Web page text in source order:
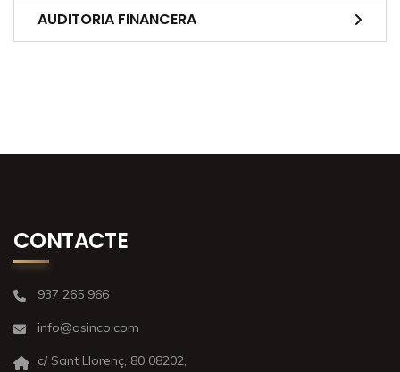
AUDITORIA FINANCERA
CONTACTE
937 265 966
info@asinco.com
c/ Sant Llorenç, 80 08202,